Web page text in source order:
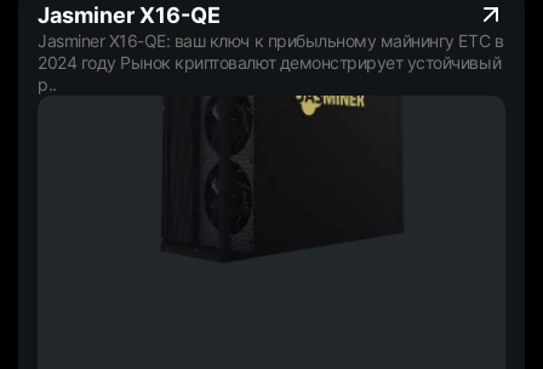
Jasminer X16-QE
Jasminer X16-QE: ваш ключ к прибыльному майнингу ETC в
2024 году Рынок криптовалют демонстрирует устойчивый
р..